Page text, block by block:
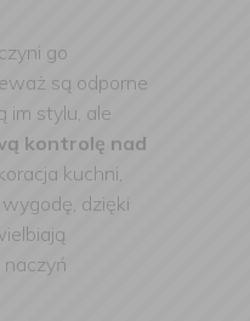
go
są odporne
im stylu, ale
kontrolę nad
kuchni,
dzięki